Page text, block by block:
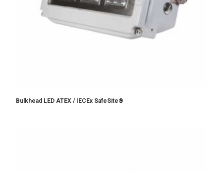
Bulkhead LED ATEX / IECEx SafeSite®